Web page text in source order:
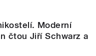
Moderní
čtou Jiří Schwarz a